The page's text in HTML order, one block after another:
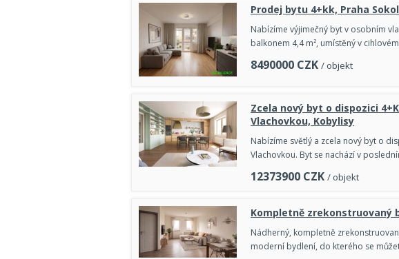
Prodej bytu 4+kk, Praha
Nabízíme výjimečný byt v osobním
balkonem 4,4 m², umístěný v
8490000 CZK / objekt
Zcela nový byt o dispozici
Vlachovkou, Kobylisy
Nabízíme světlý a zcela nový byt o
Vlachovkou. Byt se nachází v
12373900 CZK / objekt
Kompletně zrekonstruovaný
Nádherný, kompletně
moderní bydlení, do kterého se